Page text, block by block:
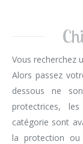
Vous recherchez
Alors passez
dessous ne
protectrices,
catégorie sont
la protection ou